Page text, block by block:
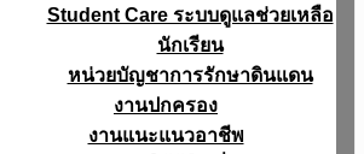
Student Care ระบบดูแลช่วยเหลือ
นักเรียน
หน่วยบัญชาการรักษาดินแดน
งานปกครอง
งานแนะแนวอาชีพ